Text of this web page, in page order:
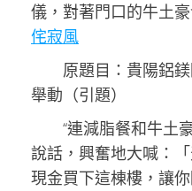
儀，對著門口的牛土
侘寂風
原題目：貴陽鋁
舉動（引題）
“連減脂餐和牛土
說話，興奮地大喊：
現金買下這棟樓，讓